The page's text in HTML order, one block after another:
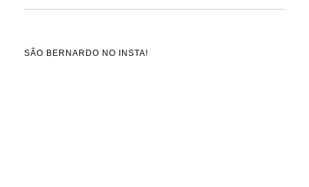
SÃO BERNARDO NO INSTA!